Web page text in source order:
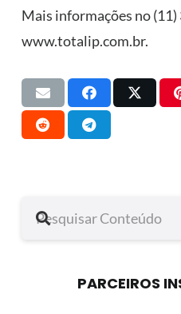
Mais informações no
www.totalip.com.br.
PARCEIROS